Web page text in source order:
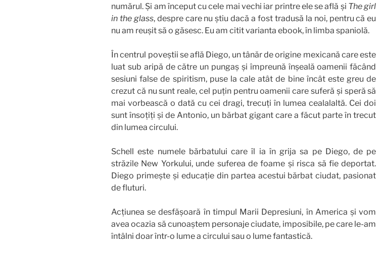
numărul. Și am început cu cele mai vechi iar printre ele se află și The girl
in the glass, despre care nu știu dacă a fost tradusă la noi, pentru că eu
nu am reușit să o găsesc. Eu am citit varianta ebook, în limba spaniolă.
În centrul poveștii se află Diego, un tânăr de origine mexicană care este
luat sub aripă de către un pungaș și împreună înșeală oamenii făcând
sesiuni false de spiritism, puse la cale atât de bine încât este greu de
crezut că nu sunt reale, cel puțin pentru oamenii care suferă și speră să
mai vorbească o dată cu cei dragi, trecuți în lumea cealalaltă. Cei doi
sunt însoțiți și de Antonio, un bărbat gigant care a făcut parte în trecut
din lumea circului.
Schell este numele bărbatului care îl ia în grija sa pe Diego, de pe
străzile New Yorkului, unde suferea de foame și risca să fie deportat.
Diego primește și educație din partea acestui bărbat ciudat, pasionat
de fluturi.
Acțiunea se desfășoară în timpul Marii Depresiuni, în America și vom
avea ocazia să cunoaștem personaje ciudate, imposibile, pe care le-am
întâlni doar într-o lume a circului sau o lume fantastică.